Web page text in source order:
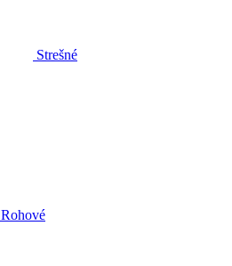
Strešné
Rohové